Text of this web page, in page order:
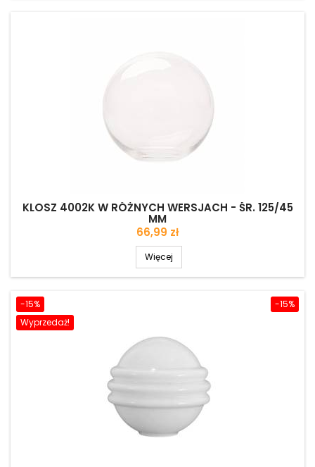
KLOSZ 4002K W RÓŻNYCH WERSJACH - ŚR. 125/45
MM
Cena
66,99 zł
Więcej
-15%
-15%
Wyprzedaż!